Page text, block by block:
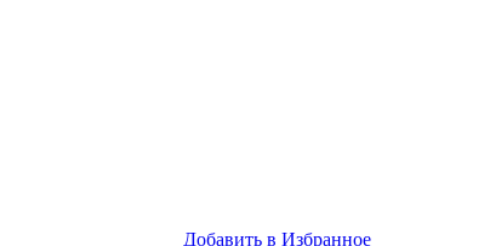
Добавить в Избранное